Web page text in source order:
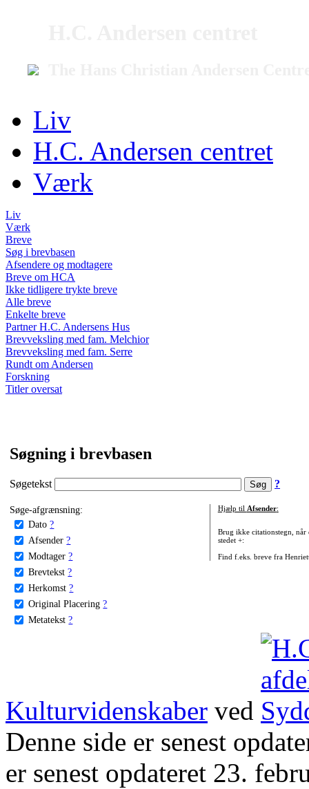
Liv
H.C. Andersen centret
Værk
Liv
Værk
Breve
Søg i brevbasen
Afsendere og modtagere
Breve om HCA
Ikke tidligere trykte breve
Alle breve
Enkelte breve
Partner H.C. Andersens Hus
Brevveksling med fam. Melchior
Brevveksling med fam. Serre
Rundt om Andersen
Forskning
Titler oversat
Søgning i brevbasen
Søgetekst ?
Søge-afgrænsning:
Dato ?
Afsender ?
Modtager ?
Brevtekst ?
Herkomst ?
Original Placering ?
Metatekst ?
Hjælp til Afsender:
Brug ikke citationstegn, når
stedet +:
Find f.eks. breve fra
Kulturvidenskaber ved
Denne side er senest
er senest opdateret 23.